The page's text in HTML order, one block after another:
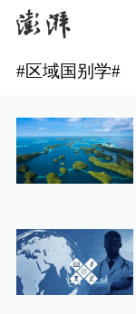
#区域国别学#